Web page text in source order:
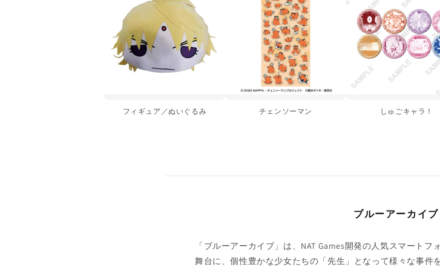
フィギュア／ぬいぐるみ チェンソーマン しゅごキャラ！
ブルーアーカイ
「ブルーアーカイブ」は、NAT Games開発の人気スマート
舞台に、個性豊かな少女たちの「先生」となって様々な事件